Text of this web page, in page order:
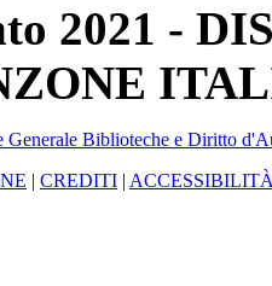
2021 -
Generale Biblioteche e Diritto
| CREDITI |